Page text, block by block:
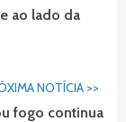
ao lado da
NOTÍCIA >>
fogo continua